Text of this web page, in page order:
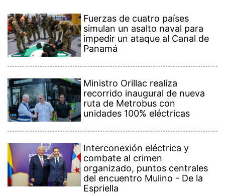
Fuerzas de cuatro países
simulan un asalto naval para
impedir un ataque al Canal de
Panamá
Ministro Orillac realiza
recorrido inaugural de nueva
ruta de Metrobus con
unidades 100% eléctricas
Interconexión eléctrica y
combate al crimen
organizado, puntos centrales
del encuentro Mulino - De la
Espriella